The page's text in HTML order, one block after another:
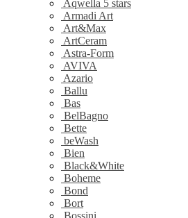
Aqwella 5 stars
Armadi Art
Art&Max
ArtCeram
Astra-Form
AVIVA
Azario
Ballu
Bas
BelBagno
Bette
beWash
Bien
Black&White
Boheme
Bond
Bort
Bossini